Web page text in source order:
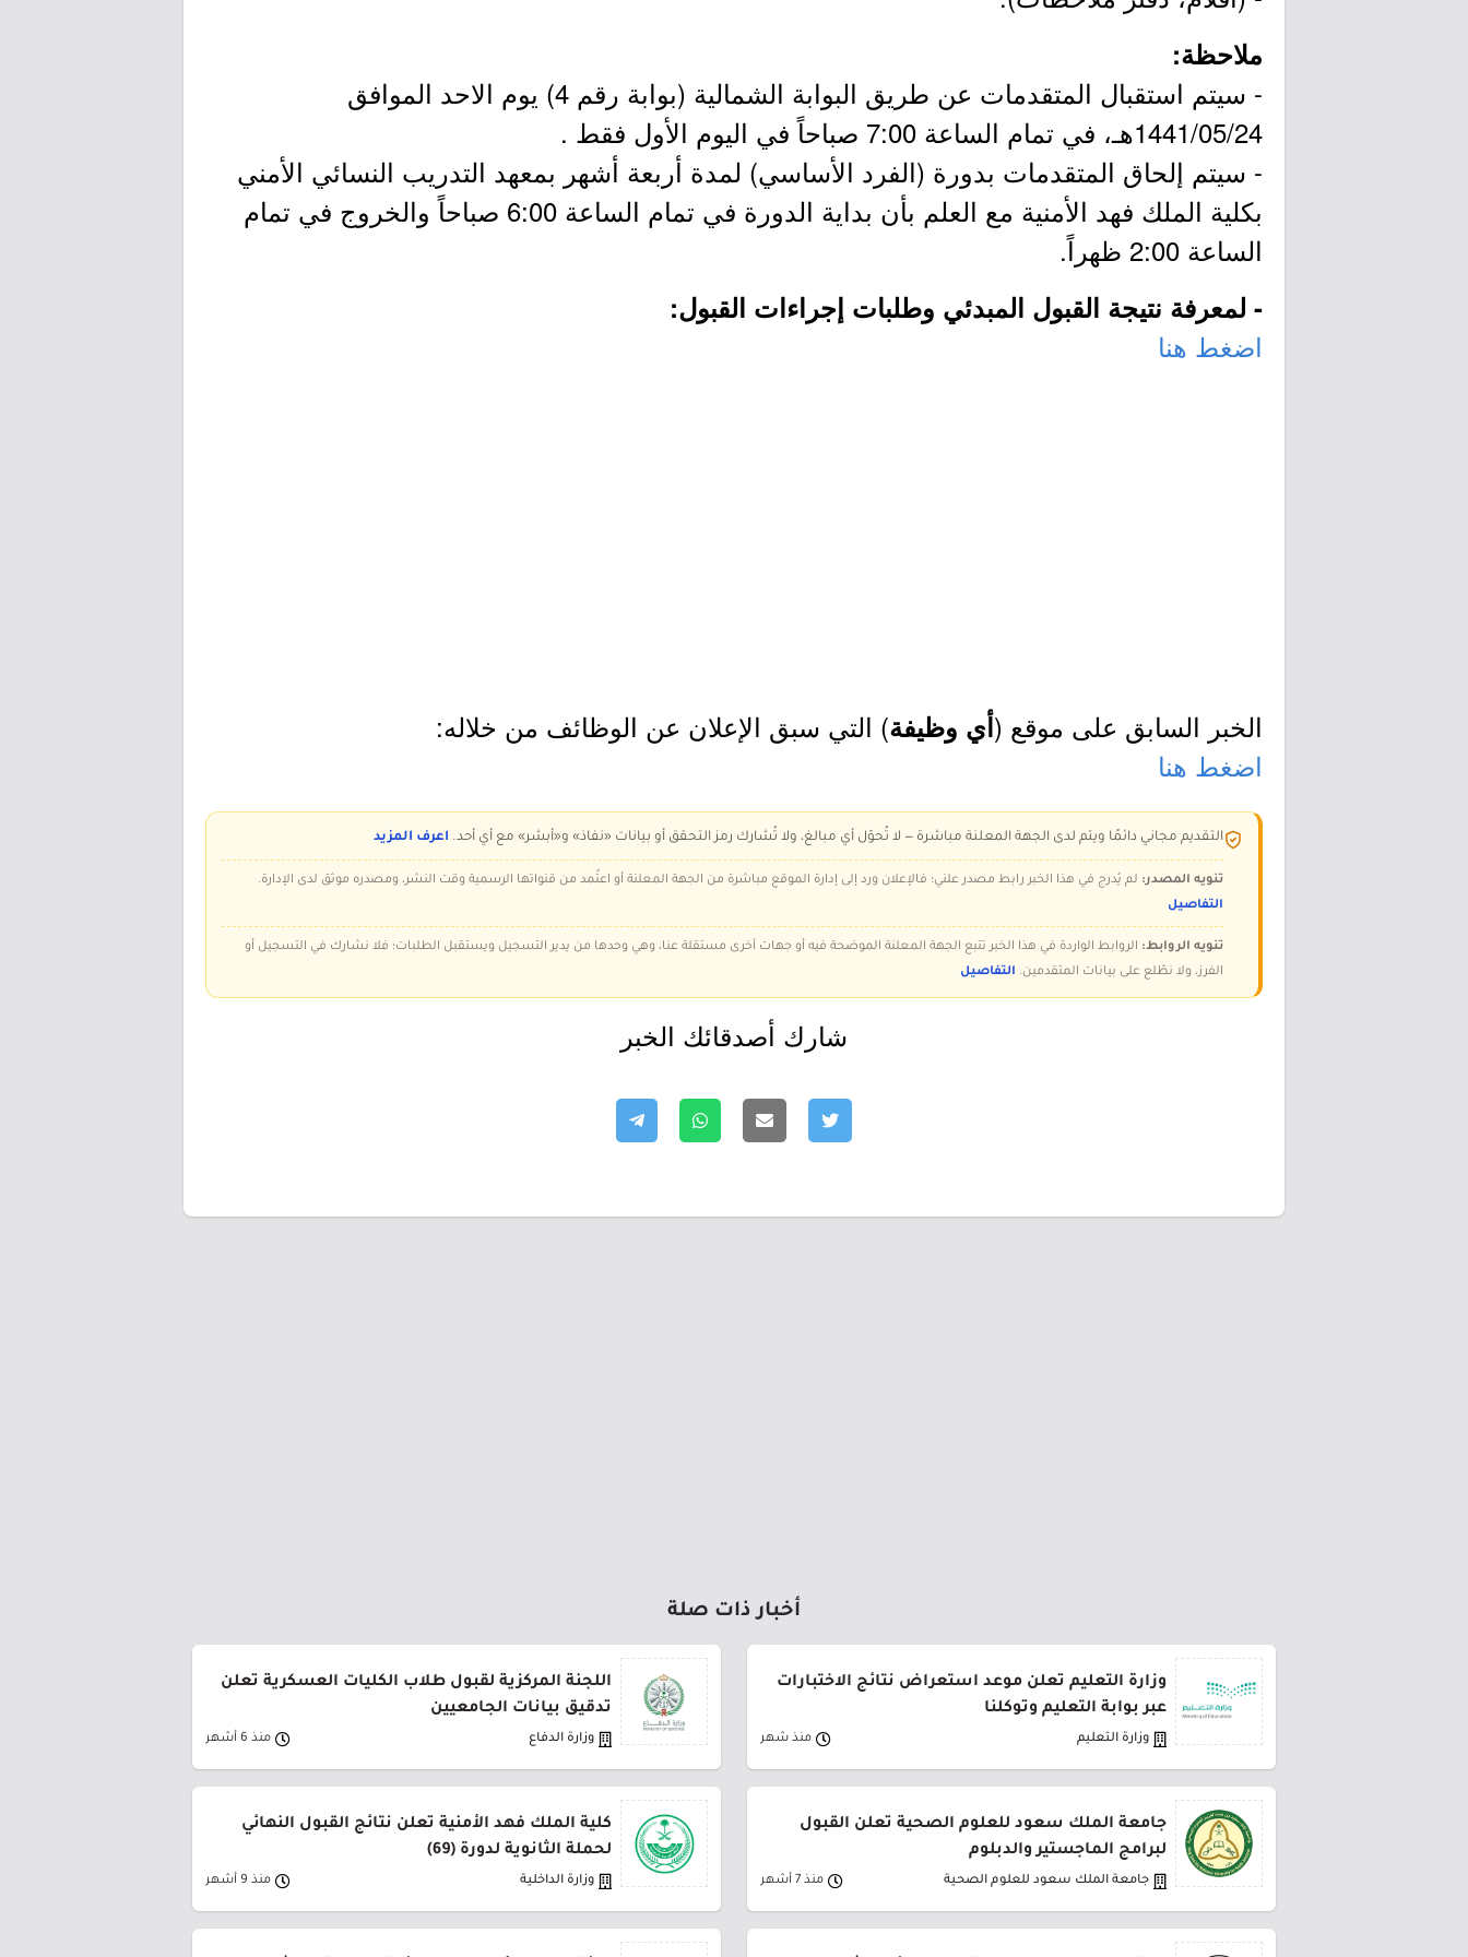
ملاحظة:
- سيتم استقبال المتقدمات عن طريق البوابة الشمالية (بوابة رقم 4) يوم الاحد الموافق
1441/05/24هـ، في تمام الساعة 7:00 صباحاً في اليوم الأول فقط .
- سيتم إلحاق المتقدمات بدورة (الفرد الأساسي) لمدة أربعة أشهر بمعهد التدريب النسائي الأمني
بكلية الملك فهد الأمنية مع العلم بأن بداية الدورة في تمام الساعة 6:00 صباحاً والخروج في تمام
الساعة 2:00 ظهراً.
- لمعرفة نتيجة القبول المبدئي وطلبات إجراءات القبول:
اضغط هنا
الخبر السابق على موقع (أي وظيفة) التي سبق الإعلان عن الوظائف من خلاله:
اضغط هنا
التقديم مجاني دائمًا ويتم لدى الجهة المعلنة مباشرة — لا تُحوّل أي مبالغ، ولا تُشارك رمز التحقق أو بيانات «نفاذ» و«أبشر» مع أي أحد. اعرف المزيد
تنويه المصدر: لم يُدرج في هذا الخبر رابط مصدر علني؛ فالإعلان ورد إلى إدارة الموقع مباشرة من الجهة المعلنة أو اعتُمد من قنواتها الرسمية وقت النشر، ومصدره موثق لدى الإدارة.
التفاصيل
تنويه الروابط: الروابط الواردة في هذا الخبر تتبع الجهة المعلنة الموضحة فيه أو جهات أخرى مستقلة عنا، وهي وحدها من يدير التسجيل ويستقبل الطلبات؛ فلا نشارك في التسجيل أو
الفرز، ولا نطّلع على بيانات المتقدمين. التفاصيل
شارك أصدقائك الخبر
أخبار ذات صلة
وزارة التعليم تعلن موعد استعراض نتائج الاختبارات
عبر بوابة التعليم وتوكلنا
وزارة التعليم منذ شهر
اللجنة المركزية لقبول طلاب الكليات العسكرية تعلن
تدقيق بيانات الجامعيين
وزارة الدفاع منذ 6 أشهر
جامعة الملك سعود للعلوم الصحية تعلن القبول
لبرامج الماجستير والدبلوم
جامعة الملك سعود للعلوم الصحية منذ 7 أشهر
كلية الملك فهد الأمنية تعلن نتائج القبول النهائي
لحملة الثانوية لدورة (69)
وزارة الداخلية منذ 9 أشهر